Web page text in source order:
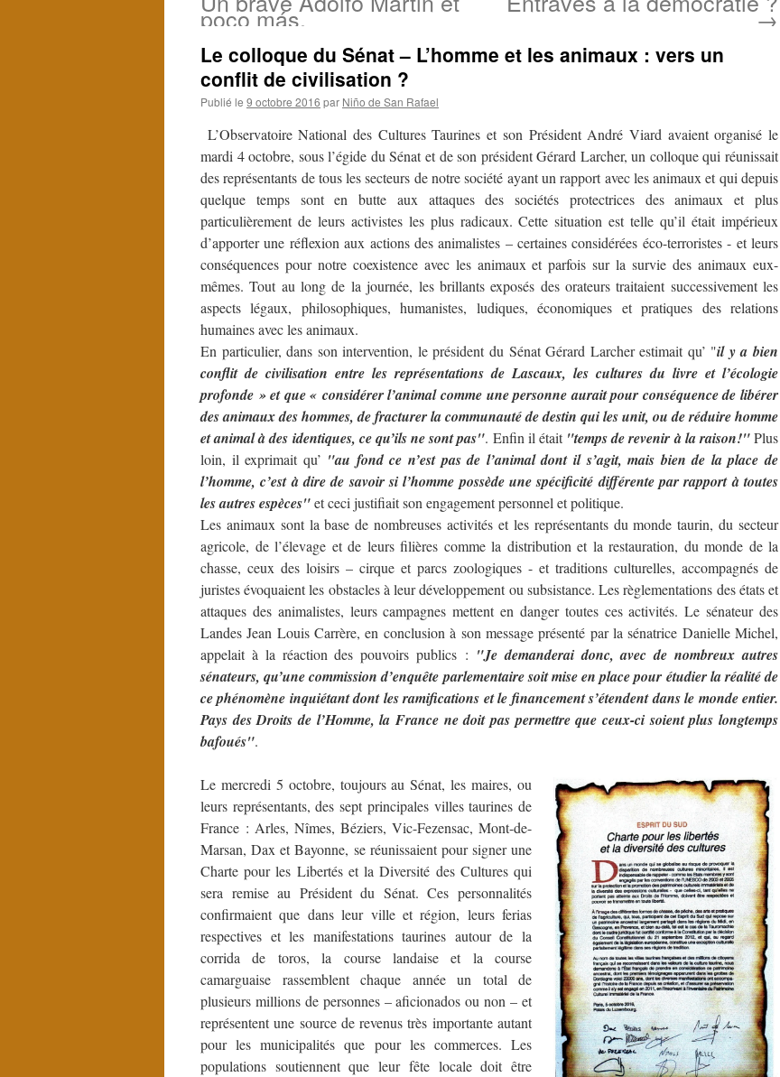
poco más. →
Le colloque du Sénat – L’homme et les animaux : vers un
conflit de civilisation ?
Publié le 9 octobre 2016 par Niño de San Rafael
L’Observatoire National des Cultures Taurines et son Président André Viard avaient organisé le
mardi 4 octobre, sous l’égide du Sénat et de son président Gérard Larcher, un colloque qui réunissait
des représentants de tous les secteurs de notre société ayant un rapport avec les animaux et qui depuis
quelque temps sont en butte aux attaques des sociétés protectrices des animaux et plus
particulièrement de leurs activistes les plus radicaux. Cette situation est telle qu’il était impérieux
d’apporter une réflexion aux actions des animalistes – certaines considérées éco-terroristes - et leurs
conséquences pour notre coexistence avec les animaux et parfois sur la survie des animaux eux-
mêmes. Tout au long de la journée, les brillants exposés des orateurs traitaient successivement les
aspects légaux, philosophiques, humanistes, ludiques, économiques et pratiques des relations
humaines avec les animaux.
En particulier, dans son intervention, le président du Sénat Gérard Larcher estimait qu’ "il y a bien
conflit de civilisation entre les représentations de Lascaux, les cultures du livre et l’écologie
profonde » et que « considérer l’animal comme une personne aurait pour conséquence de libérer
des animaux des hommes, de fracturer la communauté de destin qui les unit, ou de réduire homme
et animal à des identiques, ce qu’ils ne sont pas". Enfin il était "temps de revenir à la raison!"Plus
loin, il exprimait qu’ "au fond ce n’est pas de l’animal dont il s’agit, mais bien de la place de
l’homme, c’est à dire de savoir si l’homme possède une spécificité différente par rapport à toutes
les autres espèces"et ceci justifiait son engagement personnel et politique.
Les animaux sont la base de nombreuses activités et les représentants du monde taurin, du secteur
agricole, de l’élevage et de leurs filières comme la distribution et la restauration, du monde de la
chasse, ceux des loisirs – cirque et parcs zoologiques - et traditions culturelles, accompagnés de
juristes évoquaient les obstacles à leur développement ou subsistance. Les règlementations des états et
attaques des animalistes, leurs campagnes mettent en danger toutes ces activités. Le sénateur des
Landes Jean Louis Carrère, en conclusion à son message présenté par la sénatrice Danielle Michel,
appelait à la réaction des pouvoirs publics : "Je demanderai donc, avec de nombreux autres
sénateurs, qu’une commission d’enquête parlementaire soit mise en place pour étudier la réalité de
ce phénomène inquiétant dont les ramifications et le financement s’étendent dans le monde entier.
Pays des Droits de l’Homme, la France ne doit pas permettre que ceux-ci soient plus longtemps
bafoués".
Le mercredi 5 octobre, toujours au Sénat, les maires, ou
leurs représentants, des sept principales villes taurines de
France : Arles, Nîmes, Béziers, Vic-Fezensac, Mont-de-
Marsan, Dax et Bayonne, se réunissaient pour signer une
Charte pour les Libertés et la Diversité des Cultures qui
sera remise au Président du Sénat. Ces personnalités
confirmaient que dans leur ville et région, leurs ferias
respectives et les manifestations taurines autour de la
corrida de toros, la course landaise et la course
camarguaise rassemblent chaque année un total de
plusieurs millions de personnes – aficionados ou non – et
représentent une source de revenus très importante autant
pour les municipalités que pour les commerces. Les
populations soutiennent que leur fête locale doit être